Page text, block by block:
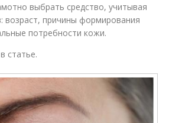
выбрать средство, учитывая
возраст, причины формирования
потребности кожи.
статье.